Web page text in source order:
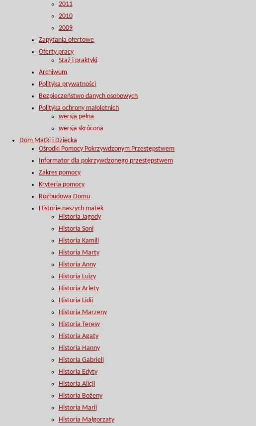
2011
2010
2009
Zapytania ofertowe
Oferty pracy
Staż i praktyki
Archiwum
Polityka prywatności
Bezpieczeństwo danych osobowych
Polityka ochrony małoletnich
wersja pełna
wersja skrócona
Dom Matki i Dziecka
Ośrodki Pomocy Pokrzywdzonym Przestępstwem
Informator dla pokrzywdzonego przestępstwem
Zakres pomocy
Kryteria pomocy
Rozbudowa Domu
Historie naszych matek
Historia Jagody
Historia Soni
Historia Kamili
Historia Marty
Historia Anny
Historia Luizy
Historia Arlety
Historia Lidii
Historia Marzeny
Historia Teresy
Historia Agaty
Historia Hanny
Historia Gabrieli
Historia Edyty
Historia Alicji
Historia Bożeny
Historia Marii
Historia Małgorzaty